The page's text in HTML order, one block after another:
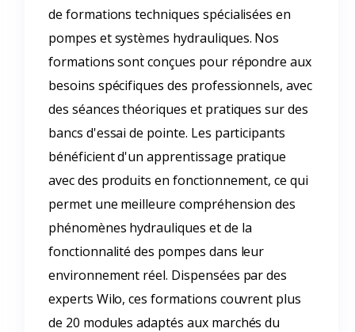
de formations techniques spécialisées en
pompes et systèmes hydrauliques. Nos
formations sont conçues pour répondre aux
besoins spécifiques des professionnels, avec
des séances théoriques et pratiques sur des
bancs d'essai de pointe. Les participants
bénéficient d'un apprentissage pratique
avec des produits en fonctionnement, ce qui
permet une meilleure compréhension des
phénomènes hydrauliques et de la
fonctionnalité des pompes dans leur
environnement réel. Dispensées par des
experts Wilo, ces formations couvrent plus
de 20 modules adaptés aux marchés du